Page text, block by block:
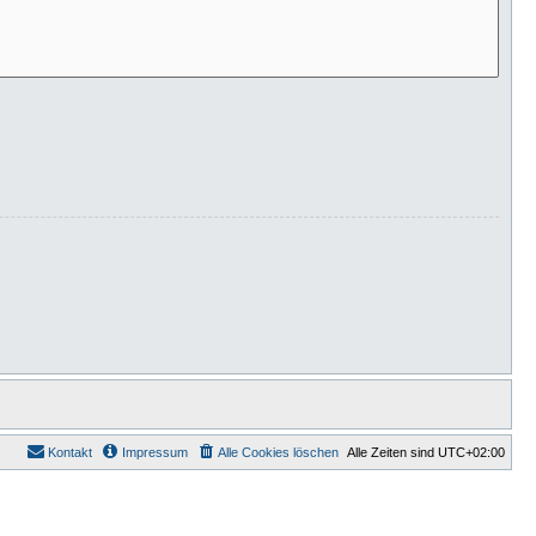
Alle Zeiten sind UTC+02:00
Alle Cookies löschen
Impressum
Kontakt